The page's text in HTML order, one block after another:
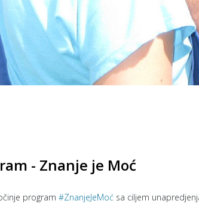
- Znanje je Moć
program hashtag
#ZnanjeJeMoć sa ciljem